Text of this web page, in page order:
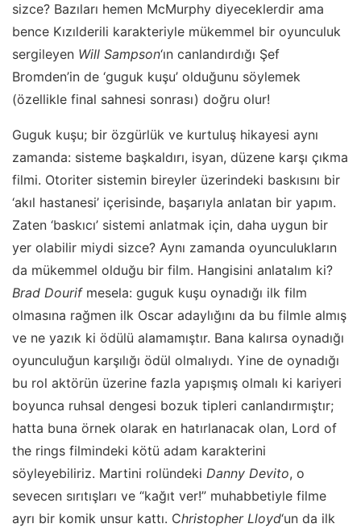
sizce? Bazıları hemen McMurphy diyeceklerdir ama
bence Kızılderili karakteriyle mükemmel bir oyunculuk
sergileyen Will Sampson‘ın canlandırdığı Şef
Bromden’in de ‘guguk kuşu’ olduğunu söylemek
(özellikle final sahnesi sonrası) doğru olur!
Guguk kuşu; bir özgürlük ve kurtuluş hikayesi aynı
zamanda: sisteme başkaldırı, isyan, düzene karşı çıkma
filmi. Otoriter sistemin bireyler üzerindeki baskısını bir
‘akıl hastanesi’ içerisinde, başarıyla anlatan bir yapım.
Zaten ‘baskıcı’ sistemi anlatmak için, daha uygun bir
yer olabilir miydi sizce? Aynı zamanda oyunculukların
da mükemmel olduğu bir film. Hangisini anlatalım ki?
Brad Dourifmesela: guguk kuşu oynadığı ilk film
olmasına rağmen ilk Oscar adaylığını da bu filmle almış
ve ne yazık ki ödülü alamamıştır. Bana kalırsa oynadığı
oyunculuğun karşılığı ödül olmalıydı. Yine de oynadığı
bu rol aktörün üzerine fazla yapışmış olmalı ki kariyeri
boyunca ruhsal dengesi bozuk tipleri canlandırmıştır;
hatta buna örnek olarak en hatırlanacak olan, Lord of
the rings filmindeki kötü adam karakterini
söyleyebiliriz. Martini rolündeki Danny Devito, o
sevecen sırıtışları ve “kağıt ver!” muhabbetiyle filme
ayrı bir komik unsur kattı. Christopher Lloyd‘un da ilk